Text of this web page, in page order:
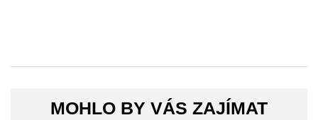
MOHLO BY VÁS ZAJÍMAT